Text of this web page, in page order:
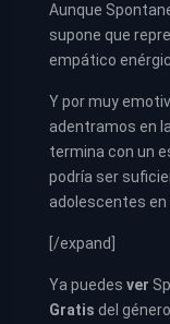
Aunque
supone que
empático
Y por muy
adentramos en
termina con un
podría ser
adolescentes
[/expand]
Ya puedes ver
Gratis del género